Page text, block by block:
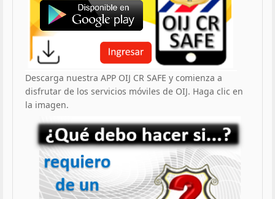
Descarga nuestra APP OIJ CR SAFE y comienza a
disfrutar de los servicios móviles de OIJ. Haga clic en
la imagen.